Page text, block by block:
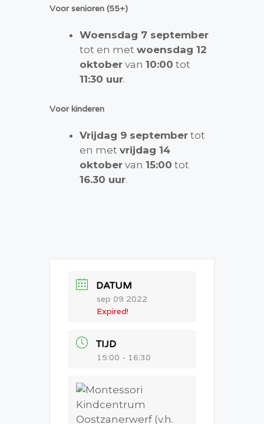
Voor senioren (55+)
Woensdag 7 september
tot en met woensdag 12
oktober van 10:00 tot
11:30 uur.
Voor kinderen
Vrijdag 9 september tot
en met vrijdag 14
oktober van 15:00 tot
16.30 uur.
DATUM
sep 09 2022
Expired!
TIJD
15:00 - 16:30